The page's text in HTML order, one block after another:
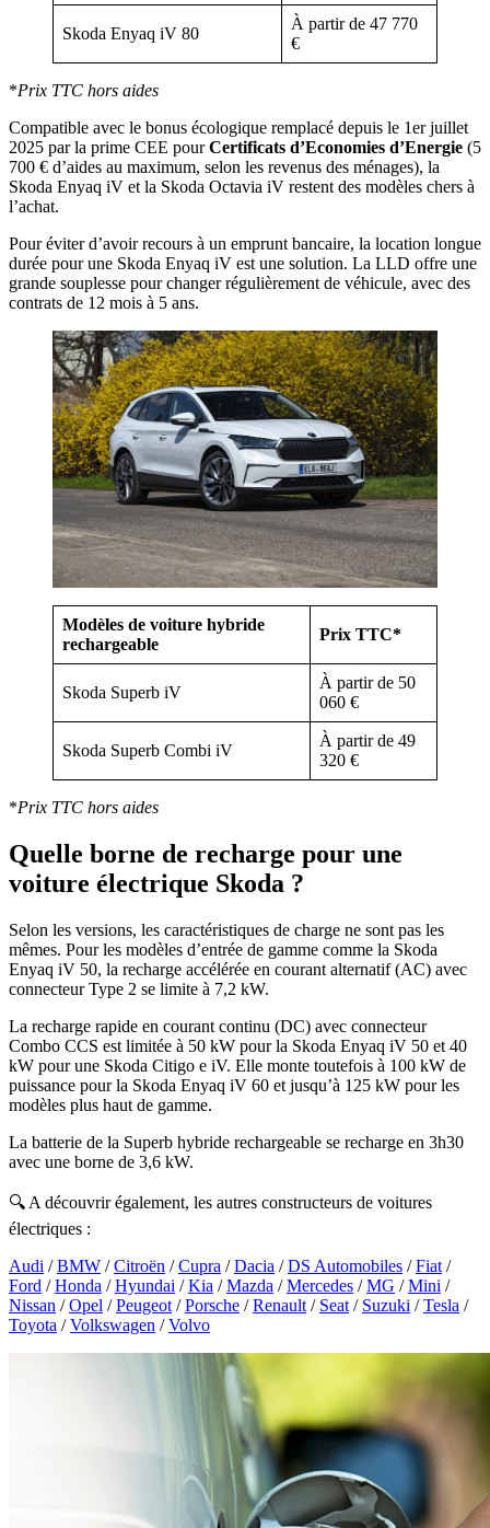
Skoda Enyaq iV 80
À partir de 47 770
€
*Prix TTC hors aides
Compatible avec le bonus écologique remplacé depuis le 1er juillet
2025 par la prime CEE pourCertificats d’Economies d’Energie (5
700 € d’aides au maximum, selon les revenus des ménages), la
Skoda Enyaq iV et la Skoda Octavia iV restent des modèles chers à
l’achat.
Pour éviter d’avoir recours à un emprunt bancaire, la location longue
durée pour une Skoda Enyaq iV est une solution. La LLD offre une
grande souplesse pour changer régulièrement de véhicule, avec des
contrats de 12 mois à 5 ans.
Modèles de voiture hybride
rechargeable
Prix TTC*
Skoda Superb iV
À partir de 50
060 €
Skoda Superb Combi iV
À partir de 49
320 €
*Prix TTC hors aides
Quelle borne de recharge pour une
voiture électrique Skoda ?
Selon les versions, les caractéristiques de charge ne sont pas les
mêmes. Pour les modèles d’entrée de gamme comme la Skoda
Enyaq iV 50, la recharge accélérée en courant alternatif (AC) avec
connecteur Type 2 se limite à 7,2 kW.
La recharge rapide en courant continu (DC) avec connecteur
Combo CCS est limitée à 50 kW pour la Skoda Enyaq iV 50 et 40
kW pour une Skoda Citigo e iV. Elle monte toutefois à 100 kW de
puissance pour la Skoda Enyaq iV 60 et jusqu’à 125 kW pour les
modèles plus haut de gamme.
La batterie de la Superb hybride rechargeable se recharge en 3h30
avec une borne de 3,6 kW.
🔍 A découvrir également, les autres constructeurs de voitures
électriques :
Audi /BMW /Citroën /Cupra /Dacia /DS Automobiles /Fiat /
Ford /Honda /Hyundai /Kia /Mazda /Mercedes /MG /Mini /
Nissan /Opel /Peugeot /Porsche /Renault / Seat / Suzuki /Tesla /
Toyota /Volkswagen /Volvo